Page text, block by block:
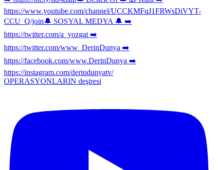
OPERASYONLARIN deşiresi